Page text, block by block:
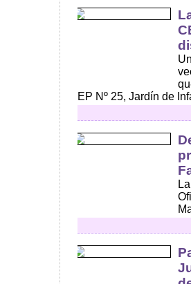
EP Nº 25, Jardín de